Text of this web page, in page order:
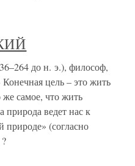
до н. э.), философ,
цель – это жить
же самое, что жить
природа ведет нас к
природе» (согласно